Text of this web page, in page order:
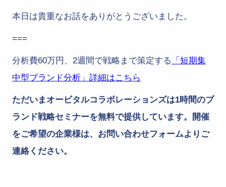
本日は貴重なお話をありがとうございました。
===
分析費60万円、2週間で戦略まで策定する
「短期集
中型ブランド分析」詳細はこちら
ただいまオービタルコラボレーションズは1時間のブ
ランド戦略セミナーを無料で提供しています。開催
をご希望の企業様は、お問い合わせフォームよりご
連絡ください。